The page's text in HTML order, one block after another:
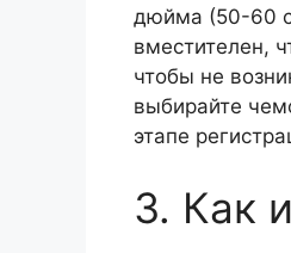
дюйма (50-60
вместителен,
чтобы не
выбирайте
этапе
3. Как